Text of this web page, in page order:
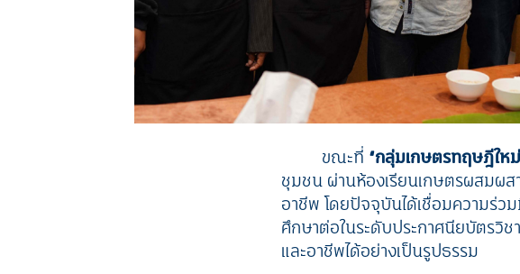
ขณะที่ “กลุ่มเกษตรทฤษฎีให
ชุมชน ผ่านห้องเรียนเกษตรผสม
อาชีพ โดยปัจจุบันได้เชื่อมความร่ว
ศึกษาต่อในระดับประกาศนียบัตรวิ
และอาชีพได้อย่างเป็นรูปธรรม